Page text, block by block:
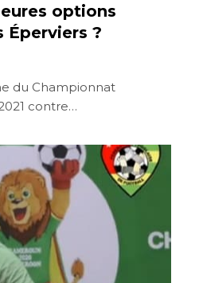
options
Éperviers ?
du Championnat
contre…